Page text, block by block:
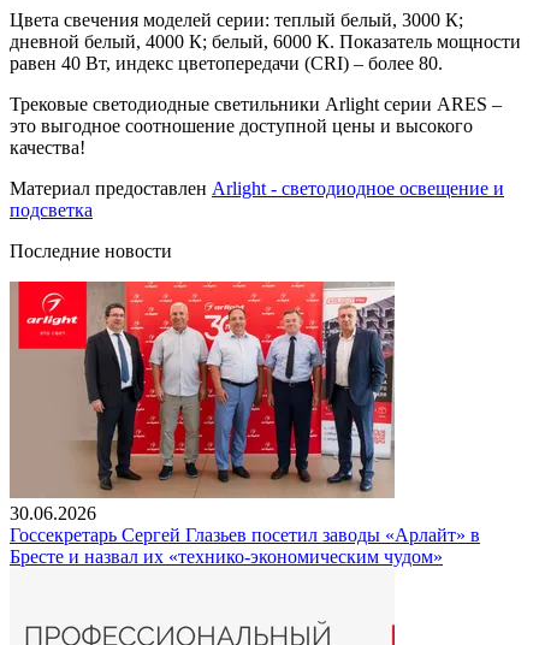
Цвета свечения моделей серии: теплый белый, 3000 К;
дневной белый, 4000 К; белый, 6000 К. Показатель мощности
равен 40 Вт, индекс цветопередачи (CRI) – более 80.
Трековые светодиодные светильники Arlight серии ARES –
это выгодное соотношение доступной цены и высокого
качества!
Материал предоставлен Arlight - светодиодное освещение и
подсветка
Последние новости
30.06.2026
Госсекретарь Сергей Глазьев посетил заводы «Арлайт» в
Бресте и назвал их «технико-экономическим чудом»